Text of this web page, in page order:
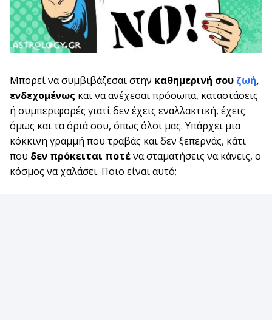
Μπορεί να συμβιβάζεσαι στην καθημερινή σου ζωή,
ενδεχομένως και να ανέχεσαι πρόσωπα, καταστάσεις
ή συμπεριφορές γιατί δεν έχεις εναλλακτική, έχεις
όμως και τα όριά σου, όπως όλοι μας. Υπάρχει μια
κόκκινη γραμμή που τραβάς και δεν ξεπερνάς, κάτι
που δεν πρόκειται ποτένα σταματήσεις να κάνεις, ο
κόσμος να χαλάσει. Ποιο είναι αυτό;